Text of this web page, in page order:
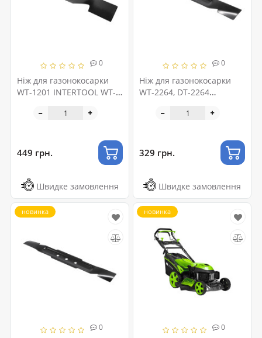
0
Ніж для газонокосарки
WT-1201 INTERTOOL WT-
449 грн.
Швидке замовлення
0
Ніж для газонокосарки
WT-2264, DT-2264
329 грн.
Швидке замовлення
0
новинка
0
новинка